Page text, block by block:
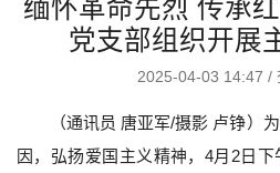
缅怀革命先烈 传承
党支部组织开展
2025-04-03 14:47 /
（通讯员 唐亚军/摄影 卢铮）
因，弘扬爱国主义精神，4月2日